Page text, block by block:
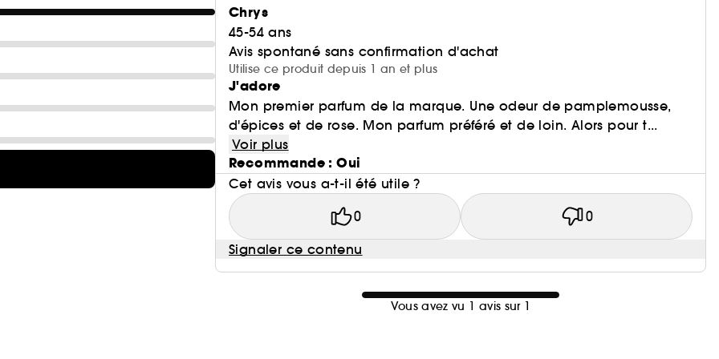
Chrys
45-54 ans
Avis spontané sans confirmation d'achat
Utilise ce produit depuis 1 an et plus
J'adore
Mon premier parfum de la marque. Une odeur de pamplemousse,
d'épices et de rose. Mon parfum préféré et de loin. Alors pour t...
Voir plus
Recommande : Oui
Cet avis vous a-t-il été utile ?
0 0
Signaler ce contenu
Vous avez vu 1 avis sur 1